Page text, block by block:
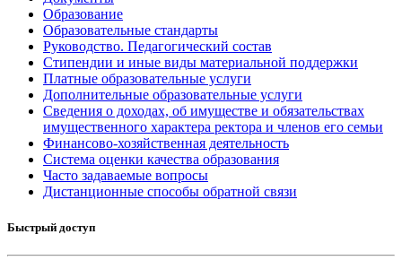
Образование
Образовательные стандарты
Руководство. Педагогический состав
Стипендии и иные виды материальной поддержки
Платные образовательные услуги
Дополнительные образовательные услуги
Сведения о доходах, об имуществе и обязательствах
имущественного характера ректора и членов его семьи
Финансово-хозяйственная деятельность
Система оценки качества образования
Часто задаваемые вопросы
Дистанционные способы обратной связи
Быстрый доступ